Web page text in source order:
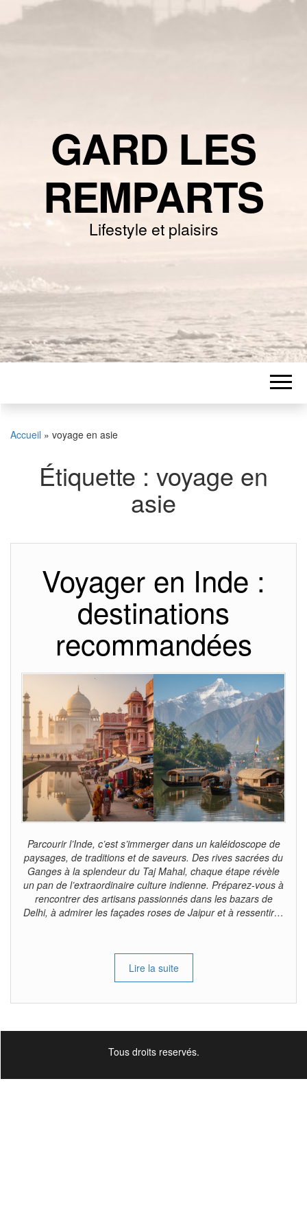
GARD LES
REMPARTS
Lifestyle et plaisirs
Accueil » voyage en asie
Étiquette : voyage en
asie
Voyager en Inde :
destinations
recommandées
Parcourir l’Inde, c’est s’immerger dans un kaléidoscope de
paysages, de traditions et de saveurs. Des rives sacrées du
Ganges à la splendeur du Taj Mahal, chaque étape révèle
un pan de l’extraordinaire culture indienne. Préparez-vous à
rencontrer des artisans passionnés dans les bazars de
Delhi, à admirer les façades roses de Jaipur et à ressentir…
Lire la suite
Tous droits reservés.